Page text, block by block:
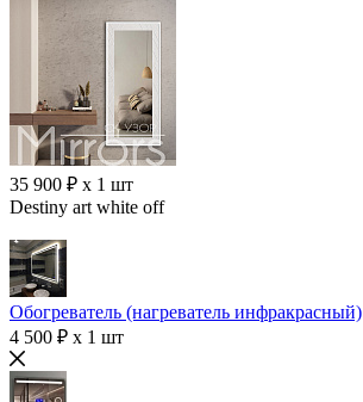
35 900 ₽ x 1 шт
Destiny art white off
Обогреватель (нагреватель инфракрасный)
4 500 ₽ x 1 шт